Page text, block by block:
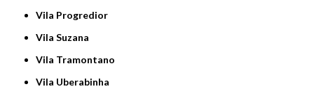
Vila Progredior
Vila Suzana
Vila Tramontano
Vila Uberabinha